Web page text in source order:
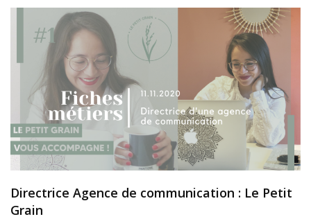
Directrice Agence de communication : Le Petit
Grain